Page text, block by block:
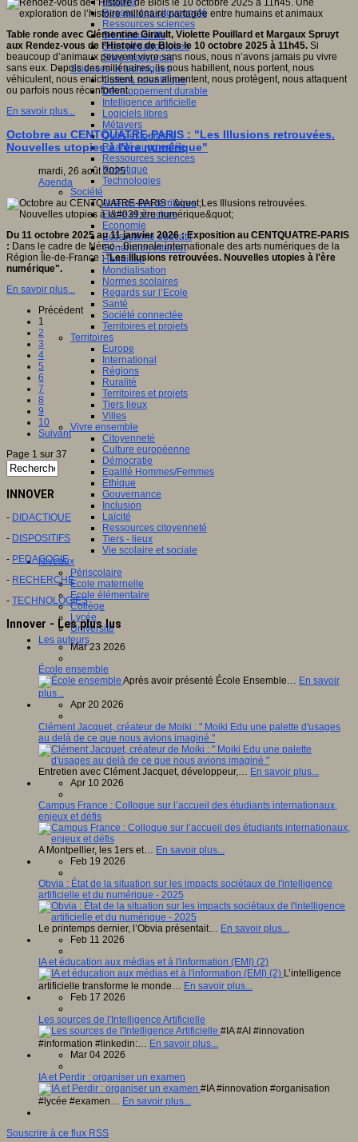
Ressources citoyenneté
Ressources sciences
Sites éducatifs
Sites pédagogiques
Sites ressources
Sciences et techniques
Culture scientifique
Développement durable
Intelligence artificielle
Logiciels libres
Métavers
Outils et logiciels
Réalité augmentée
Ressources sciences
Robotique
Technologies
Société
Acteurs des territoires
Ecole et structure
Economie
Ecosystème éducatif
Génération internet
Handicap
Mondialisation
Normes scolaires
Regards sur l’Ecole
Santé
Société connectée
Territoires et projets
Territoires
Europe
International
Régions
Ruralité
Territoires et projets
Tiers lieux
Villes
Vivre ensemble
Citoyenneté
Culture européenne
Démocratie
Egalité Hommes/Femmes
Ethique
Gouvernance
Inclusion
Laïcité
Ressources citoyenneté
Tiers - lieux
Vie scolaire et sociale
Niveaux
Périscolaire
Ecole maternelle
Ecole élémentaire
Collège
Lycée
Université
Les auteurs
Table ronde avec Clémentine Girault, Violette Pouillard et Margaux Spruyt
aux Rendez-vous de l’Histoire de Blois le 10 octobre 2025 à 11h45. Si
beaucoup d’animaux peuvent vivre sans nous, nous n’avons jamais pu vivre
sans eux. Depuis des millénaires, ils nous habillent, nous portent, nous
véhiculent, nous enrichissent, nous alimentent, nous protègent, nous attaquent
ou parfois nous réconfortent.
En savoir plus...
Octobre au CENTQUATRE-PARIS : "Les Illusions retrouvées.
Nouvelles utopies à l'ère numérique"
mardi, 26 août 2025
Agenda
Du 11 octobre 2025 au 11 janvier 2026: Exposition au CENTQUATRE-PARIS
: Dans le cadre de Némo - Biennale internationale des arts numériques de la
Région Île-de-France : "Les Illusions retrouvées. Nouvelles utopies à l'ère
numérique".
En savoir plus...
Précédent
1
2
3
4
5
6
7
8
9
10
Suivant
Page 1 sur 37
INNOVER
- DIDACTIQUE
- DISPOSITIFS
- PEDAGOGIE
- RECHERCHE
- TECHNOLOGIES
Innover - Les plus lus
Mar 23 2026
École ensemble
Après avoir présenté École Ensemble… En savoir
plus...
Apr 20 2026
Clément Jacquet, créateur de Moiki : " Moiki Edu une palette d'usages
au delà de ce que nous avions imaginé "
Entretien avec Clément Jacquet, développeur,… En savoir plus...
Apr 10 2026
Campus France : Colloque sur l’accueil des étudiants internationaux,
enjeux et défis
A Montpellier, les 1ers et… En savoir plus...
Feb 19 2026
Obvia : État de la situation sur les impacts sociétaux de l'intelligence
artificielle et du numérique - 2025
Le printemps dernier, l’Obvia présentait… En savoir plus...
Feb 11 2026
IA et éducation aux médias et à l'information (EMI) (2)
L’intelligence
artificielle transforme le monde… En savoir plus...
Feb 17 2026
Les sources de l'Intelligence Artificielle
#IA #AI #innovation
#information #linkedin:… En savoir plus...
Mar 04 2026
IA et Perdir : organiser un examen
#IA #innovation #organisation
#lycée #examen… En savoir plus...
Souscrire à ce flux RSS